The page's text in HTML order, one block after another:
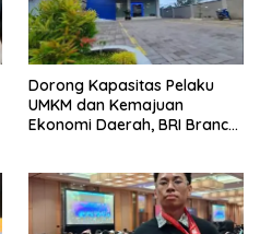
Dorong Kapasitas Pelaku
UMKM dan Kemajuan
Ekonomi Daerah, BRI Branch